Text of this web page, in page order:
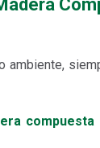
compuesta